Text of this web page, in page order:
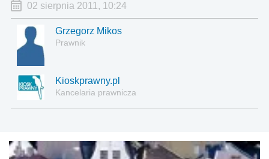
02 sierpnia 2011, 10:24
Grzegorz Mikos
Prawnik
Kioskprawny.pl
Kancelaria prawnicza